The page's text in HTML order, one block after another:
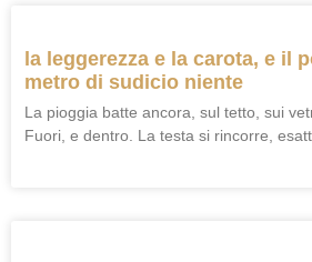
la leggerezza e la carota, e il
metro di sudicio niente
La pioggia batte ancora, sul tetto, sui
Fuori, e dentro. La testa si rincorre,